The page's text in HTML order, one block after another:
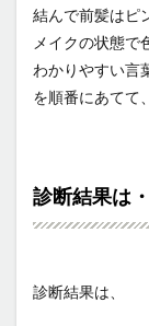
1.2
診断結果
は・・・
パーソ
ナルカ
業
結んで前髪はピ
メイクの状態で
わかりやすい言
を順番にあてて
診断結果は
診断結果は、